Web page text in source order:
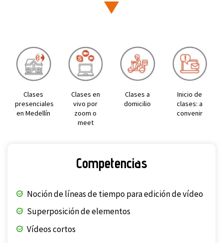
Clases
presenciales
en Medellín
Clases en
vivo por
zoom o
meet
Clases a
domicilio
Inicio de
clases: a
convenir
Competencias
Noción de líneas de tiempo para edición de vídeo
Superposición de elementos
Vídeos cortos